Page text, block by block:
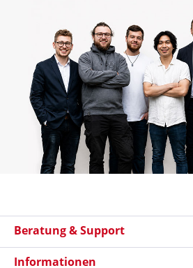
Beratung & Support
Informationen